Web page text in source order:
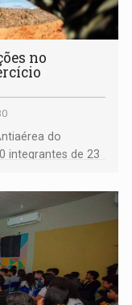
no
do
integrantes de 23